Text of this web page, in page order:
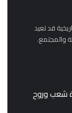
قد تعيد
والمجتمع.
شعب وروح